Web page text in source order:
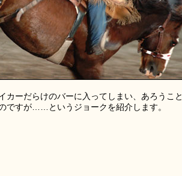
カーだらけのバーに入ってしまい、あろうこ
ですが……というジョークを紹介します。